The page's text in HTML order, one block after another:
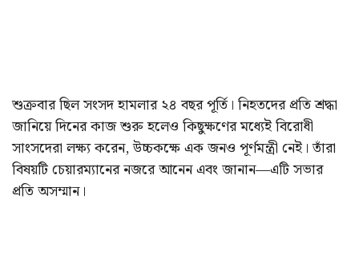
শুক্রবার ছিল সংসদ হামলার ২৪ বছর পূর্তি। নিহতদের প্রতি শ্রদ্ধা
জানিয়ে দিনের কাজ শুরু হলেও কিছুক্ষণের মধ্যেই বিরোধী
সাংসদেরা লক্ষ্য করেন, উচ্চকক্ষে এক জনও পূর্ণমন্ত্রী নেই। তাঁরা
বিষয়টি চেয়ারম্যানের নজরে আনেন এবং জানান—এটি সভার
প্রতি অসম্মান।